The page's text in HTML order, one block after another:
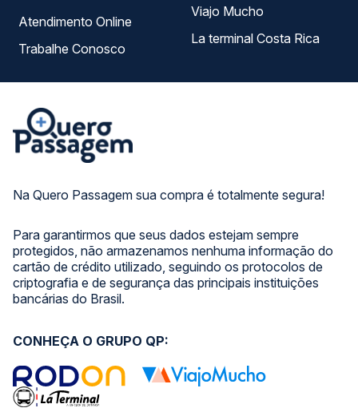
Na Quero Passagem sua compra é totalmente segura!
Para garantirmos que seus dados estejam sempre
protegidos, não armazenamos nenhuma informação do
cartão de crédito utilizado, seguindo os protocolos de
criptografia e de segurança das principais instituições
bancárias do Brasil.
Atendimento Online
Trabalhe Conosco
Viajo Mucho
La terminal Costa Rica
CONHEÇA O GRUPO QP: